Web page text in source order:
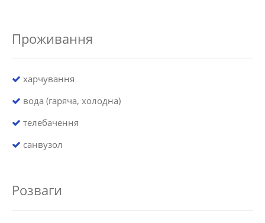
Проживання
харчування
вода (гаряча, холодна)
телебачення
санвузол
Розваги